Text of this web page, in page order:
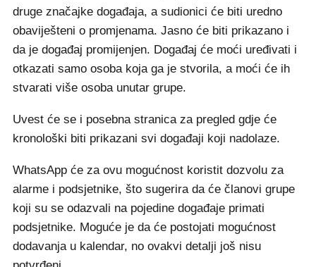
druge značajke događaja, a sudionici će biti uredno
obaviješteni o promjenama. Jasno će biti prikazano i
da je događaj promijenjen. Događaj će moći uređivati i
otkazati samo osoba koja ga je stvorila, a moći će ih
stvarati više osoba unutar grupe.
Uvest će se i posebna stranica za pregled gdje će
kronološki biti prikazani svi događaji koji nadolaze.
WhatsApp će za ovu mogućnost koristit dozvolu za
alarme i podsjetnike, što sugerira da će članovi grupe
koji su se odazvali na pojedine događaje primati
podsjetnike. Moguće je da će postojati mogućnost
dodavanja u kalendar, no ovakvi detalji još nisu